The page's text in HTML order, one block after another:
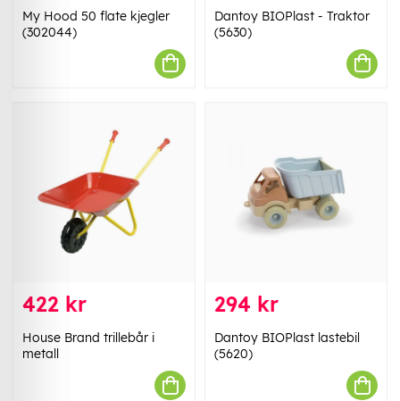
My Hood 50 flate kjegler
(302044)
Dantoy BIOPlast - Traktor
(5630)
422 kr
House Brand trillebår i
metall
294 kr
Dantoy BIOPlast lastebil
(5620)